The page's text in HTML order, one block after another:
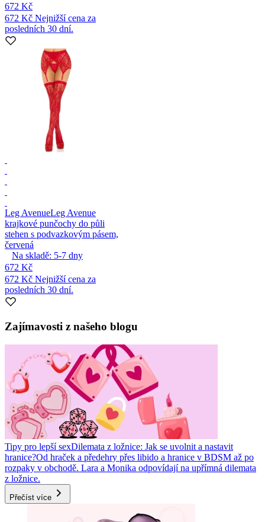
672 Kč
672 Kč Nejnižší cena za
posledních 30 dní.
Leg AvenueLeg Avenue
krajkové punčochy do půli
stehen s podvazkovým pásem,
červená
Na skladě: 5-7 dny
672 Kč
672 Kč Nejnižší cena za
posledních 30 dní.
Zajímavosti z našeho blogu
Tipy pro lepší sexDilemata z ložnice: Jak se uvolnit a nastavit
hranice?Od hraček a předehry přes libido a hranice v BDSM až po
rozpaky v obchodě. Lara a Monika odpovídají na upřímná dilemata
z ložnice.
Přečíst více